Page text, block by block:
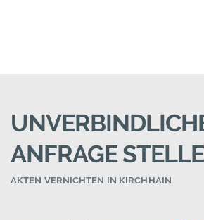
ANFRAGE
AKTEN VERNICHTEN IN KIRCHHAIN